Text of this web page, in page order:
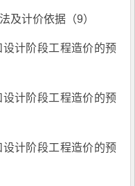
及计价依据（9）
计阶段工程造价的预
计阶段工程造价的预
计阶段工程造价的预